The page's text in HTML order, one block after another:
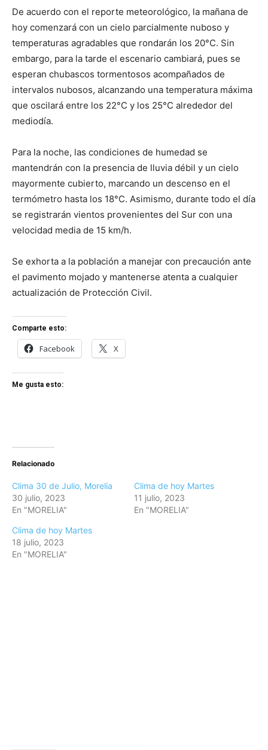
De acuerdo con el reporte meteorológico, la mañana de
hoy comenzará con un cielo parcialmente nuboso y
temperaturas agradables que rondarán los 20°C. Sin
embargo, para la tarde el escenario cambiará, pues se
esperan chubascos tormentosos acompañados de
intervalos nubosos, alcanzando una temperatura máxima
que oscilará entre los 22°C y los 25°C alrededor del
mediodía.
Para la noche, las condiciones de humedad se
mantendrán con la presencia de lluvia débil y un cielo
mayormente cubierto, marcando un descenso en el
termómetro hasta los 18°C. Asimismo, durante todo el día
se registrarán vientos provenientes del Sur con una
velocidad media de 15 km/h.
Se exhorta a la población a manejar con precaución ante
el pavimento mojado y mantenerse atenta a cualquier
actualización de Protección Civil.
Comparte esto:
Facebook X
Me gusta esto:
Relacionado
Clima 30 de Julio, Morelia
30 julio, 2023
En "MORELIA"
Clima de hoy Martes
11 julio, 2023
En "MORELIA"
Clima de hoy Martes
18 julio, 2023
En "MORELIA"